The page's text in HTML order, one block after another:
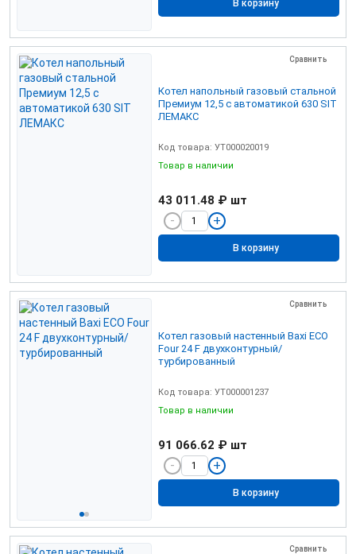
В корзину
Сравнить
Котел напольный газовый стальной
Премиум 12,5 с автоматикой 630 SIT
ЛЕМАКС
Код товара: УТ000020019
Товар в наличии
43 011.48 ₽ шт
В корзину
Сравнить
Котел газовый настенный Baxi ЕСО
Four 24 F двухконтурный/
турбированный
Код товара: УТ000001237
Товар в наличии
91 066.62 ₽ шт
В корзину
Сравнить